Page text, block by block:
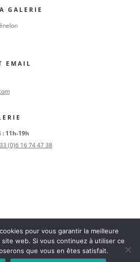
GALERIE
EMAIL
11h-19h
(0)6 16 74 47 38
a-galerie. All rights reserved |CGU|
Design by Poulpo Créations
pour vous garantir la meilleure
web. Si vous continuez à utiliser ce
que vous en êtes satisfait.